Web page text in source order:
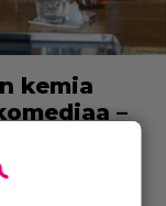
kemia
–